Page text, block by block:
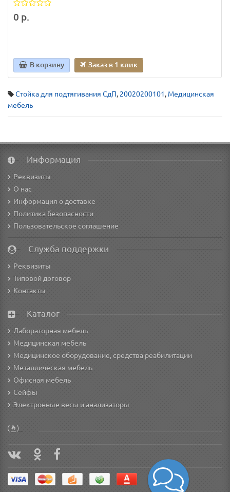
0 р.
В корзину Заказ в 1 клик
Стойка для подтягивания СдП, 20020200101, Медицинская
мебель
Информация
Реквизиты
О нас
Информация о доставке
Политика безопасности
Пользовательское соглашение
Служба поддержки
Реквизиты
Типовой договор
Контакты
Каталог
Лабораторная мебель
Медицинская мебель
Медицинское оборудование, средства реабилитации
Металлическая мебель
Офисная мебель
Сейфы
Электронные весы и анализаторы